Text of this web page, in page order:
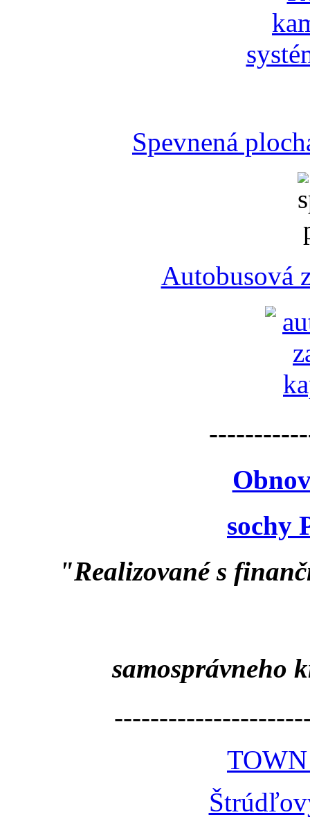
Spevnená
Autobusová
sochy
"Realizované s
samosprávneho